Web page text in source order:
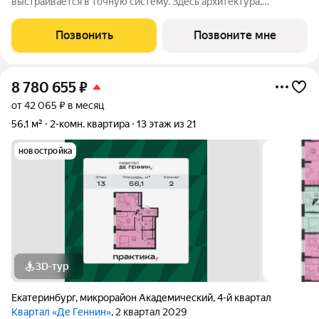
не хаотичный набор функций, а продуманная среда, где всё
работает согласованно. В основе
Позвонить Позвоните мне
8 780 655₽
от 42 065 ₽ в месяц
56,1 м²
2-комн. квартира 13 этаж из 21
новостройка
3D-тур
Екатеринбург, микрорайон Академический,4-й квартал
Квартал «Де Геннин», 2 квартал 2029